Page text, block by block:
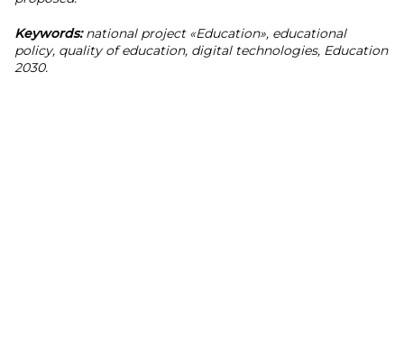
Keywords:national project «Education», educational
policy, quality of education, digital technologies, Education
2030.